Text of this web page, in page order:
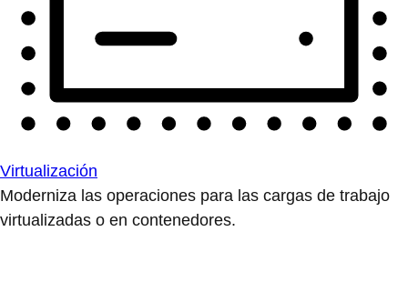
Virtualización
Moderniza las operaciones para las cargas de trabajo
virtualizadas o en contenedores.